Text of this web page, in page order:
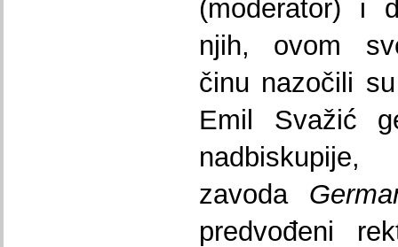
(moderator) i
njih, ovom
činu nazočili
Emil Svažić
zavoda
predvođeni